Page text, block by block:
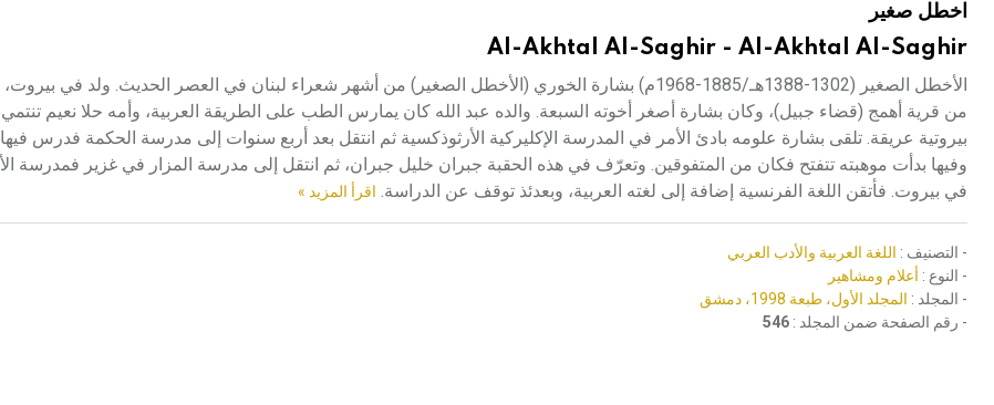
اخطل صغير
Al-Akhtal Al-Saghir - Al-Akhtal Al-Saghir
الأخطل الصغير (1302-1388هـ/1885-1968م) بشارة الخوري (الأخطل الصغير) من أشهر شعراء لبنان في العصر الحديث. ولد في
من قرية أهمج (قضاء جبيل)، وكان بشارة أصغر أخوته السبعة. والده عبد الله كان يمارس الطب على الطريقة العربية، وأمه حلا نعيم
بيروتية عريقة. تلقى بشارة علومه بادئ الأمر في المدرسة الإكليركية الأرثوذكسية ثم انتقل بعد أربع سنوات إلى مدرسة الحكمة فدرس
وفيها بدأت موهبته تتفتح فكان من المتفوقين. وتعرّف في هذه الحقبة جبران خليل جبران، ثم انتقل إلى مدرسة المزار في غزير فمدرسة
في بيروت. فأتقن اللغة الفرنسية إضافة إلى لغته العربية، وبعدئذ توقف عن الدراسة. اقرأ المزيد »
- التصنيف : اللغة العربية والأدب العربي
- النوع : أعلام ومشاهير
- المجلد : المجلد الأول، طبعة 1998، دمشق
- رقم الصفحة ضمن المجلد : 546